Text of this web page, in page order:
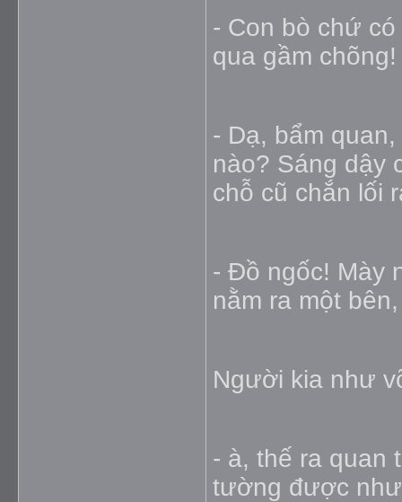
- Con bò chứ
qua gầm chõng!
- Dạ, bẩm
nào? Sáng dậy
chỗ cũ chắn lối
- Ðồ ngốc! Mày
nằm ra một
Người kia như
- à, thế ra quan
tường được